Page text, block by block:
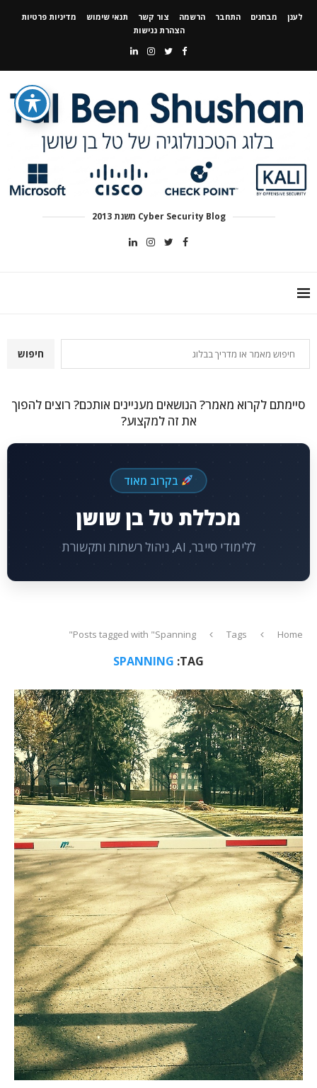
לענן מבחנים התחבר הרשמה צור קשר תנאי שימוש
מדיניות פרטיות
הצהרת נגישות
Cyber Security Blog משנת 2013
חיפוש
סיימתם לקרוא מאמר? הנושאים מעניינים אותכם? רוצים להפוך
את זה למקצוע?
בקרוב מאוד
מכללת טל בן שושן
ללימודי סייבר, AI, ניהול רשתות ותקשורת
Home
Tags
Posts tagged with "Spanning"
TAG:
SPANNING